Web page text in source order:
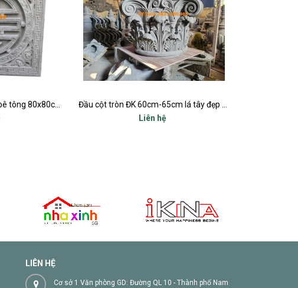
Liên hệ
LIÊN HỆ
Cơ sở 1 Văn phòng GD: Đường QL 10 - Thành phố Nam